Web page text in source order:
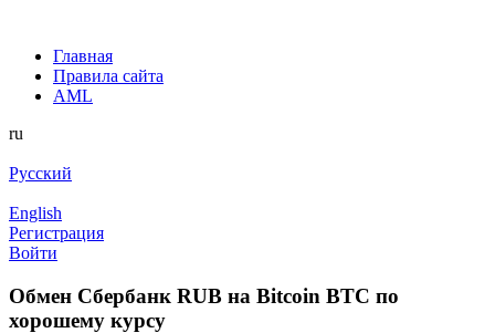
Главная
Правила сайта
AML
ru
Русский
English
Регистрация
Войти
Обмен Сбербанк RUB на Bitcoin BTC по
хорошему курсу